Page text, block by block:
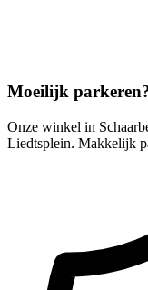
Moeilijk
Onze winkel in
Liedtsplein. Makkelijk